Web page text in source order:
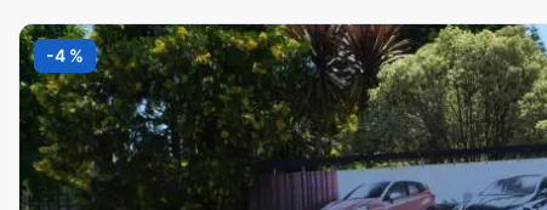
-4 %